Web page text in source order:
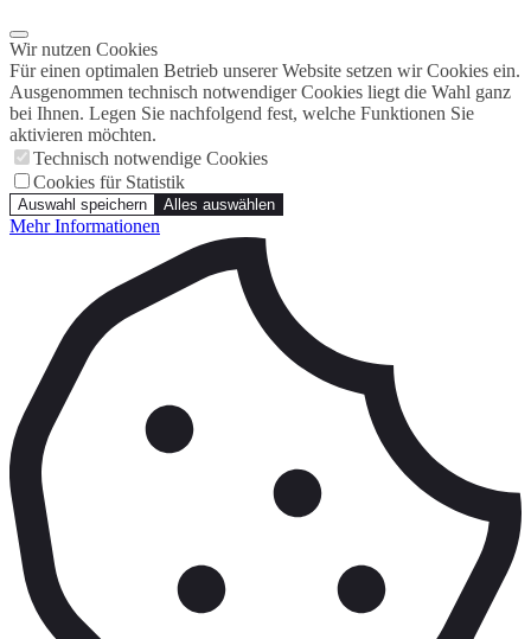
Wir nutzen Cookies
Für einen optimalen Betrieb unserer Website setzen wir Cookies ein.
Ausgenommen technisch notwendiger Cookies liegt die Wahl ganz
bei Ihnen. Legen Sie nachfolgend fest, welche Funktionen Sie
aktivieren möchten.
Technisch notwendige Cookies
Cookies für Statistik
Auswahl speichern Alles auswählen
Mehr Informationen